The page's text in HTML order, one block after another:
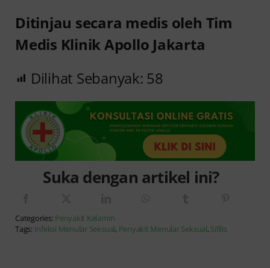
Ditinjau secara medis oleh Tim
Medis Klinik Apollo Jakarta
Dilihat Sebanyak: 58
Suka dengan artikel ini?
Categories: Penyakit Kelamin
Tags: Infeksi Menular Seksual, Penyakit Menular Seksual, Sifilis